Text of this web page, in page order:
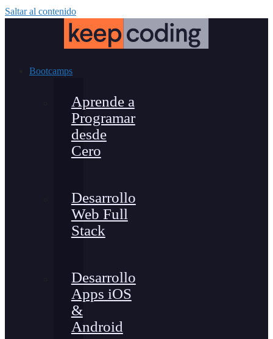
Saltar al contenido
Bootcamps
Aprende a
Programar
desde
Cero
Desarrollo
Web Full
Stack
Desarrollo
Apps iOS
&
Android